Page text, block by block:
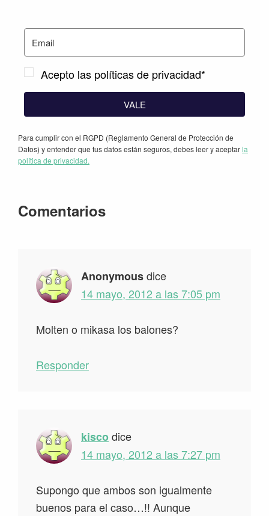
Acepto las políticas de privacidad*
VALE
Para cumplir con el RGPD (Reglamento General de Protección de
Datos) y entender que tus datos están seguros, debes leer y aceptarla
política de privacidad.
Interacciones
lectores
Comentarios
Anonymousdice
14 mayo, 2012 a las 7:05 pm
Molten o mikasa los balones?
Responder
kiscodice
14 mayo, 2012 a las 7:27 pm
Supongo que ambos son igualmente
buenos para el caso…!! Aunque